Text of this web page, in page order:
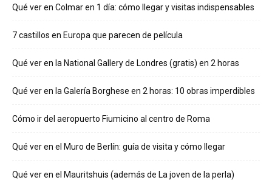
Qué ver en Colmar en 1 día: cómo llegar y visitas indispensables
7 castillos en Europa que parecen de película
Qué ver en la National Gallery de Londres (gratis) en 2 horas
Qué ver en la Galería Borghese en 2 horas: 10 obras imperdibles
Cómo ir del aeropuerto Fiumicino al centro de Roma
Qué ver en el Muro de Berlín: guía de visita y cómo llegar
Qué ver en el Mauritshuis (además de La joven de la perla)